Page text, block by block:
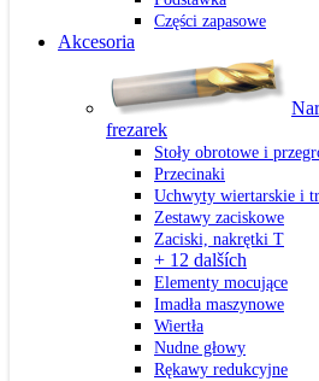
Części zapasowe
Akcesoria
frezarek
Stoły obrotowe i
Przecinaki
Uchwyty wiertarskie i
Zestawy zaciskowe
Zaciski, nakrętki T
+ 12 dalších
Elementy mocujące
Imadła maszynowe
Wiertła
Nudne głowy
Rękawy redukcyjne